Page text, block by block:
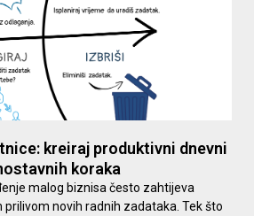
kreiraj produktivni dnevni
koraka
malog biznisa često zahtijeva
novih radnih zadataka. Tek što